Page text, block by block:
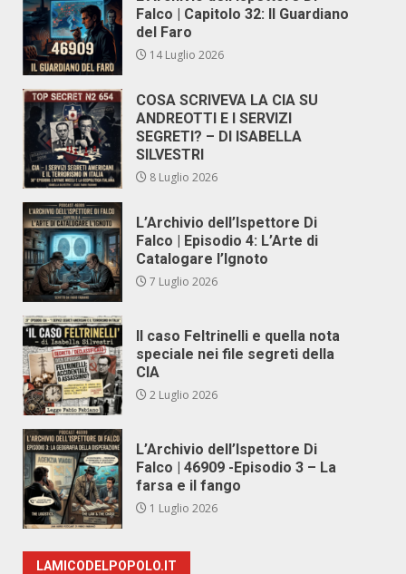
Falco | Capitolo 32: Il Guardiano
del Faro
14 Luglio 2026
COSA SCRIVEVA LA CIA SU
ANDREOTTI E I SERVIZI
SEGRETI? – DI ISABELLA
SILVESTRI
8 Luglio 2026
L’Archivio dell’Ispettore Di
Falco | Episodio 4: L’Arte di
Catalogare l’Ignoto
7 Luglio 2026
Il caso Feltrinelli e quella nota
speciale nei file segreti della
CIA
2 Luglio 2026
L’Archivio dell’Ispettore Di
Falco | 46909 -Episodio 3 – La
farsa e il fango
1 Luglio 2026
LAMICODELPOPOLO.IT